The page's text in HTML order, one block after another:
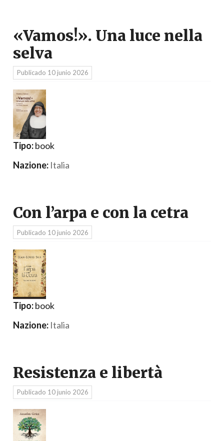
«Vamos!». Una luce nella
selva
Publicado 10 junio 2026
Tipo:book
Nazione: Italia
Con l’arpa e con la cetra
Publicado 10 junio 2026
Tipo:book
Nazione: Italia
Resistenza e libertà
Publicado 10 junio 2026